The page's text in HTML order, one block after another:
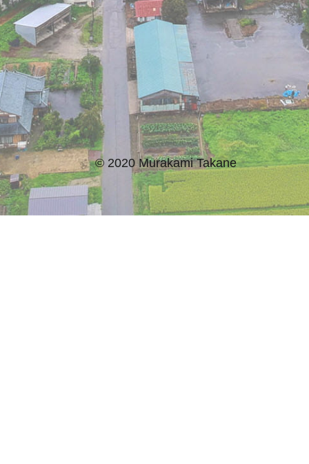
© 2020 Murakami Takane